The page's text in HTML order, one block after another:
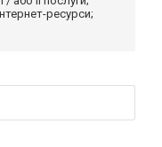
ресурси;